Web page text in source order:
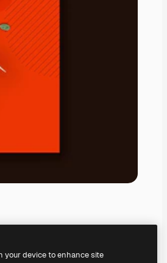
your device to enhance site